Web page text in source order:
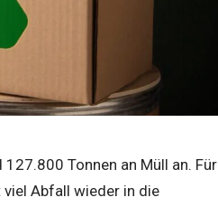
Tonnen an Müll an. Für
Abfall wieder in die